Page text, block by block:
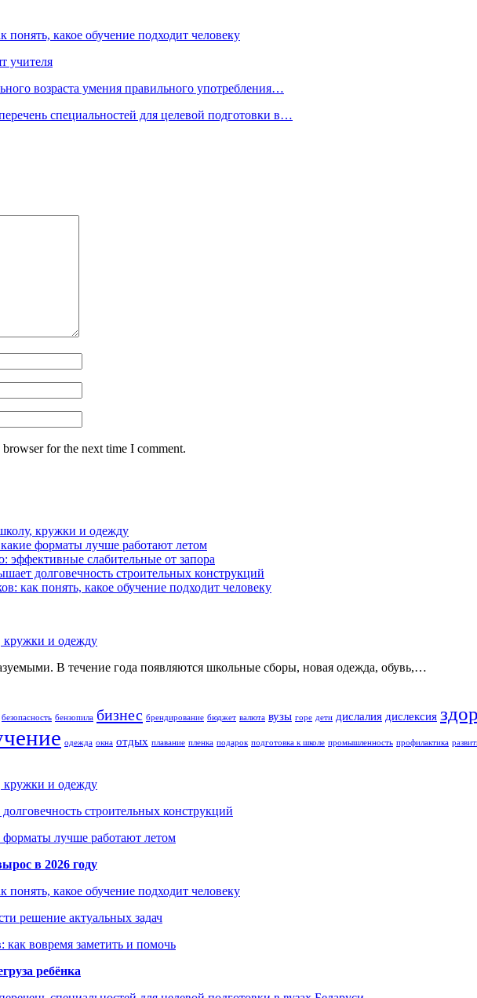
какое обучение подходит человеку
учителя
возраста умения правильного употребления…
специальностей для целевой подготовки в…
for the next time I comment.
кружки и одежду
форматы лучше работают летом
эффективные слабительные от запора
долговечность строительных конструкций
как понять, какое обучение подходит человеку
кружки и одежду
В течение года появляются школьные сборы, новая одежда, обувь,…
безопасность бензопила бизнес брендирование бюджет валюта вузы горе дети дислалия дислексия
одежда окна отдых плавание пленка подарок подготовка к школе промышленность профилактика
кружки и одежду
строительных конструкций
лучше работают летом
в 2026 году
какое обучение подходит человеку
решение актуальных задач
вовремя заметить и помочь
ребёнка